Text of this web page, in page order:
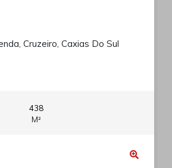
Cruzeiro, Caxias Do Sul
438
M²